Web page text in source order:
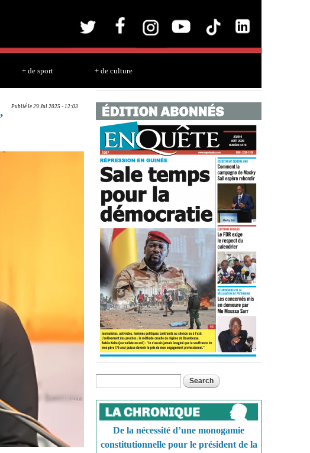
+ de sport + de culture
Publié le 29 Jul 2025 - 12:03
Search form
De la nécessité d’une monogamie
constitutionnelle pour le président de la